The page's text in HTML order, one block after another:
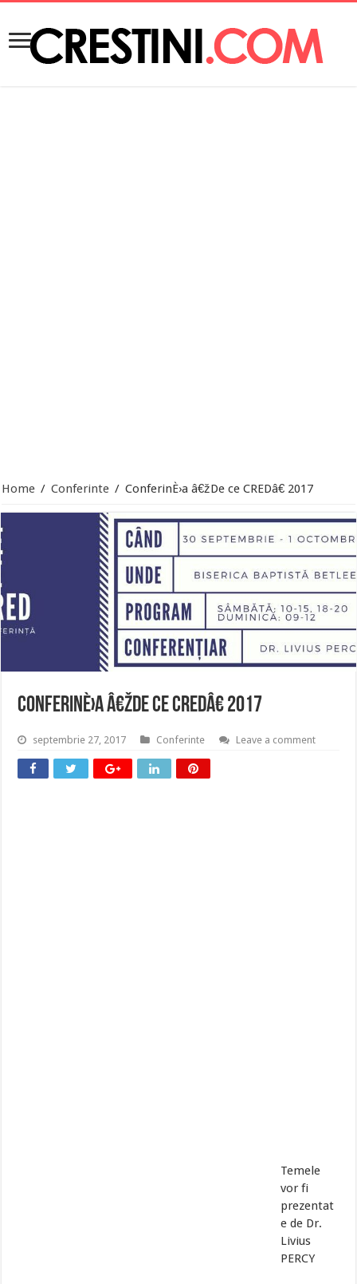
Home / Conferinte / ConferinÈ›a â€žDe ce CREDâ€ 2017
ConferinÈ›a â€žDe ce CREDâ€ 2017
septembrie 27, 2017 Conferinte Leave a comment
Temele
vor fi
prezentat
e de Dr.
Livius
PERCY